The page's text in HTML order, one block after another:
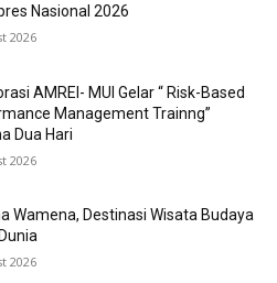
Nasional 2026
2026
AMREI- MUI Gelar “ Risk-Based
Management Trainng”
Dua Hari
2026
Wamena, Destinasi Wisata Budaya
2026